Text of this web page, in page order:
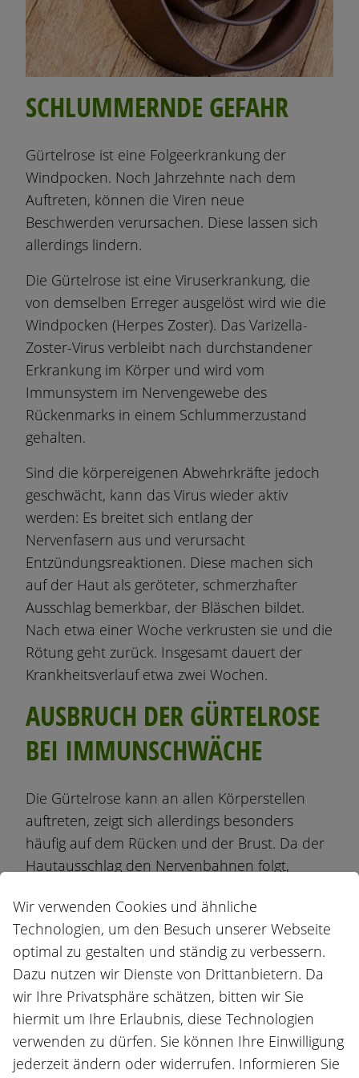
SCHLUMMERNDE GEFAHR
Gürtelrose ist eine Folgeerkrankung der
Windpocken. Noch Jahrzehnte nach dem
Auftreten, können die Viren neue
Beschwerden verursachen. Diese lassen sich
allerdings lindern.
Die Gürtelrose ist eine Viruserkrankung, die
von demselben Erreger ausgelöst wird wie die
Windpocken (Herpes Zoster). Das Varizella-
Zoster-Virus verbleibt nach durchstandener
Erkrankung im Körper und wird vom
Immunsystem im Nervengewebe des
Rückenmarks in einem Schlummerzustand
gehalten.
Sind die körpereigenen Abwehrkräfte jedoch
geschwächt, kann das Virus wieder aktiv
werden: Es breitet sich entlang der
Nervenfasern aus und verursacht
Entzündungsreaktionen. Diese machen sich
auf der Haut als geröteter, schmerzhafter
Ausschlag bemerkbar, der Bläschen bildet.
Nach etwa einer Woche verkrusten sie und die
Rötung geht zurück. Insgesamt dauert der
Krankheitsverlauf etwa zwei Wochen.
AUSBRUCH DER GÜRTELROSE
BEI IMMUNSCHWÄCHE
Die Gürtelrose kann an allen Körperstellen
auftreten, zeigt sich allerdings besonders
häufig auf dem Rücken und der Brust. Da der
Hautausschlag den Nervenbahnen folgt,
gürtelförmiges Muster ab, woraus sich der
Name der Erkrankung ableitet. Das Gesicht
kann ebenfalls betroffen sein in welchem es
bleibende Narben unbedingt zu vermeiden
gilt.
Gürtelrose kann nur bei Menschen auftreten,
die bereits an Windpocken erkrankt waren
Wir verwenden Cookies und ähnliche
Technologien, um den Besuch unserer Webseite
optimal zu gestalten und ständig zu verbessern.
Dazu nutzen wir Dienste von Drittanbietern. Da
wir Ihre Privatsphäre schätzen, bitten wir Sie
hiermit um Ihre Erlaubnis, diese Technologien
verwenden zu dürfen. Sie können Ihre Einwilligung
jederzeit ändern oder widerrufen. Informieren Sie